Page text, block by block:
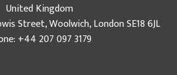
United Kingdom
Street, Woolwich, London SE18 6JL
+44 207 097 3179